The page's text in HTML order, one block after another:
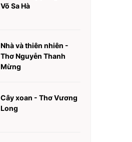
Võ Sa Hà
Nhà và thiên nhiên -
Thơ Nguyễn Thanh
Mừng
Cây xoan - Thơ Vương
Long